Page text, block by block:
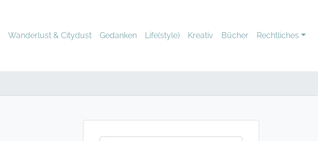
Wanderlust & Citydust Gedanken Life(style) Kreativ Bücher Rechtliches